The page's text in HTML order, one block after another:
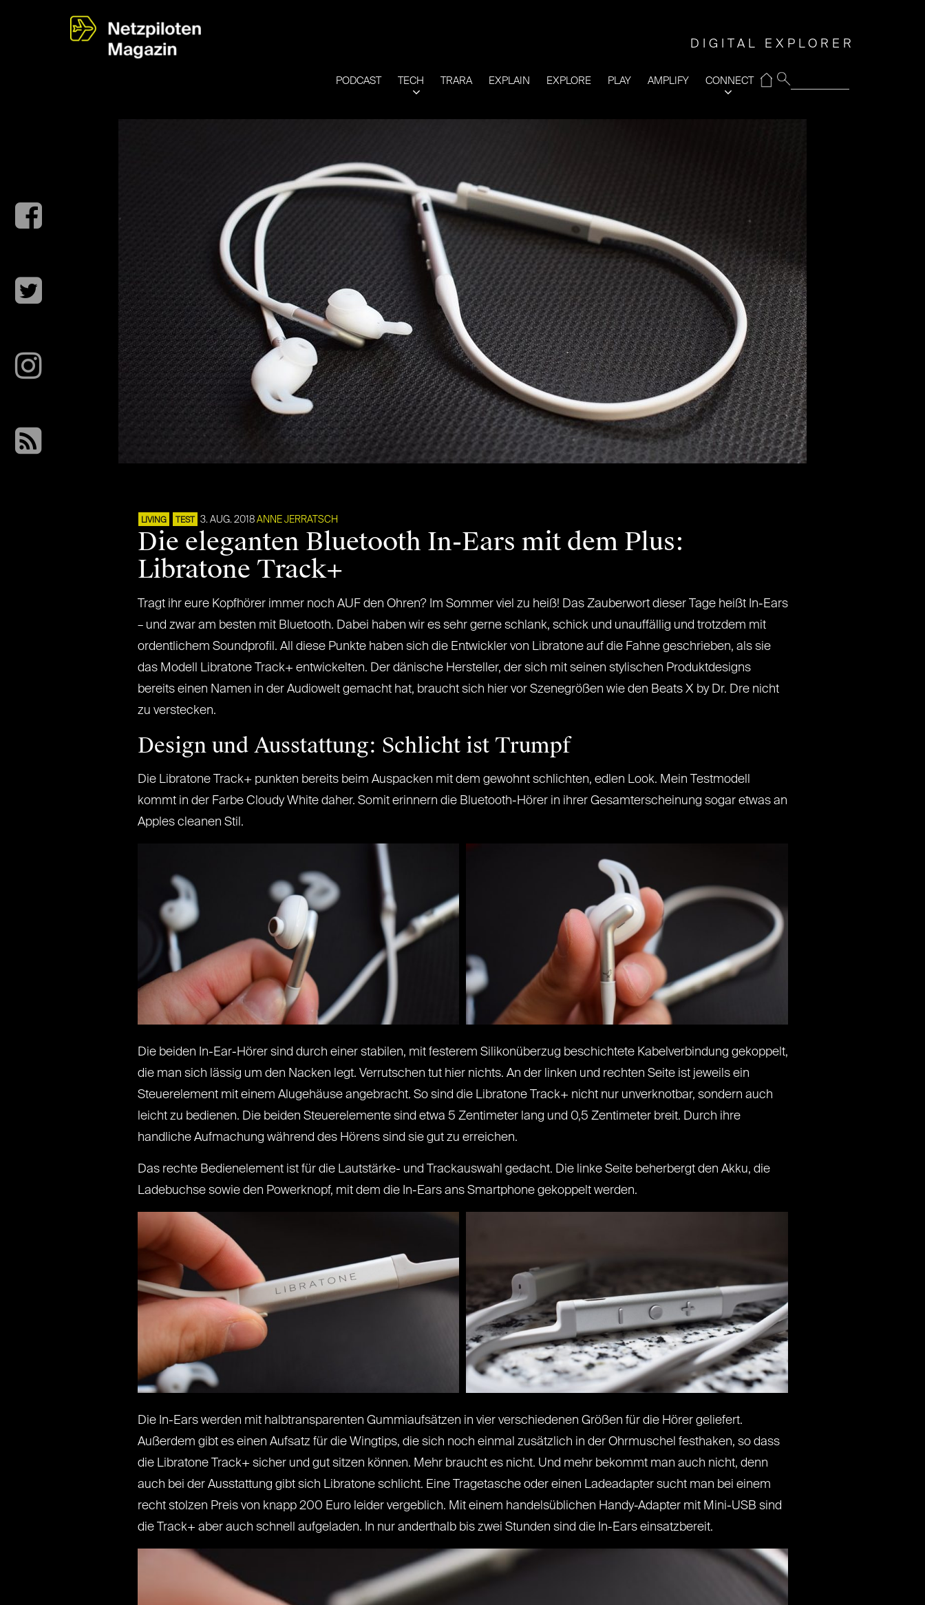
DIGITAL EXPLORER
PODCAST TECH TRARA EXPLAIN EXPLORE PLAY AMPLIFY CONNECT
⌂
LIVING TEST 3. AUG. 2018 ANNE JERRATSCH
Die eleganten Bluetooth In-Ears mit dem Plus:
Libratone Track+
Tragt ihr eure Kopfhörer immer noch AUF den Ohren? Im Sommer viel zu heiß! Das Zauberwort dieser Tage heißt In-Ears
– und zwar am besten mit Bluetooth. Dabei haben wir es sehr gerne schlank, schick und unauffällig und trotzdem mit
ordentlichem Soundprofil. All diese Punkte haben sich die Entwickler von Libratone auf die Fahne geschrieben, als sie
das Modell Libratone Track+ entwickelten. Der dänische Hersteller, der sich mit seinen stylischen Produktdesigns
bereits einen Namen in der Audiowelt gemacht hat, braucht sich hier vor Szenegrößen wie den Beats X by Dr. Dre nicht
zu verstecken.
Design und Ausstattung: Schlicht ist Trumpf
Die Libratone Track+ punkten bereits beim Auspacken mit dem gewohnt schlichten, edlen Look. Mein Testmodell
kommt in der Farbe Cloudy White daher. Somit erinnern die Bluetooth-Hörer in ihrer Gesamterscheinung sogar etwas an
Apples cleanen Stil.
Die beiden In-Ear-Hörer sind durch einer stabilen, mit festerem Silikonüberzug beschichtete Kabelverbindung gekoppelt,
die man sich lässig um den Nacken legt. Verrutschen tut hier nichts. An der linken und rechten Seite ist jeweils ein
Steuerelement mit einem Alugehäuse angebracht. So sind die Libratone Track+ nicht nur unverknotbar, sondern auch
leicht zu bedienen. Die beiden Steuerelemente sind etwa 5 Zentimeter lang und 0,5 Zentimeter breit. Durch ihre
handliche Aufmachung während des Hörens sind sie gut zu erreichen.
Das rechte Bedienelement ist für die Lautstärke- und Trackauswahl gedacht. Die linke Seite beherbergt den Akku, die
Ladebuchse sowie den Powerknopf, mit dem die In-Ears ans Smartphone gekoppelt werden.
Die In-Ears werden mit halbtransparenten Gummiaufsätzen in vier verschiedenen Größen für die Hörer geliefert.
Außerdem gibt es einen Aufsatz für die Wingtips, die sich noch einmal zusätzlich in der Ohrmuschel festhaken, so dass
die Libratone Track+ sicher und gut sitzen können. Mehr braucht es nicht. Und mehr bekommt man auch nicht, denn
auch bei der Ausstattung gibt sich Libratone schlicht. Eine Tragetasche oder einen Ladeadapter sucht man bei einem
recht stolzen Preis von knapp 200 Euro leider vergeblich. Mit einem handelsüblichen Handy-Adapter mit Mini-USB sind
die Track+ aber auch schnell aufgeladen. In nur anderthalb bis zwei Stunden sind die In-Ears einsatzbereit.